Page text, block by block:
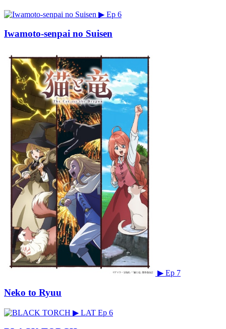
▶ Ep 6
Iwamoto-senpai no Suisen
▶ Ep 7
Neko to Ryuu
▶ LAT Ep 6